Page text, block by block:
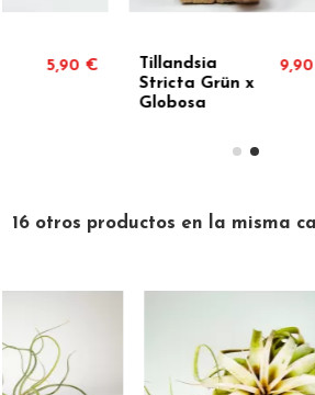
Tillandsia
Stricta Grün x
9,90 €
16 otros productos en la misma